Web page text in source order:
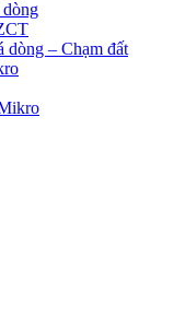
dòng
dòng – Chạm đất